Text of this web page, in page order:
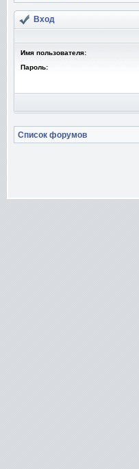
Вход
Имя пользователя:
Пароль:
Список форумов